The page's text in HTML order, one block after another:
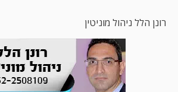
רונן הלל ניהול מוניטין